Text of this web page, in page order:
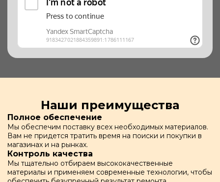
Наши преимущества
Полное обеспечение
Мы обеспечим поставку всех необходимых материалов.
Вам не придется тратить время на поиски и покупки в
магазинах и на рынках.
Контроль качества
Мы тщательно отбираем высококачественные
материалы и применяем современные технологии, чтобы